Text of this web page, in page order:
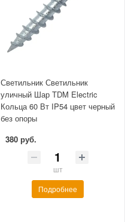
Светильник Светильник
уличный Шар TDM Electric
Кольца 60 Вт IP54 цвет черный
без опоры
380 руб.
шт
Подробнее